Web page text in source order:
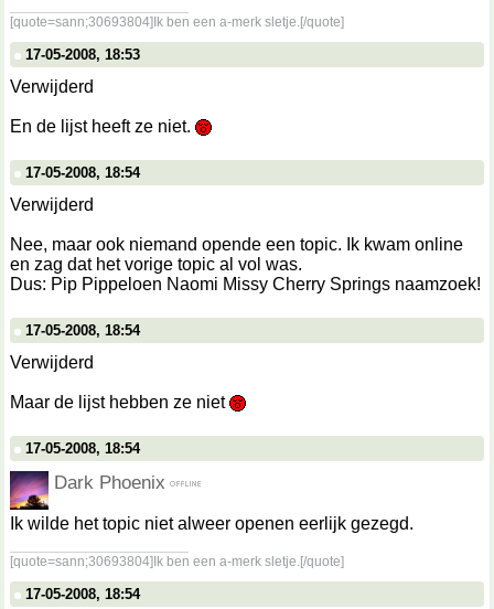
[quote=sann;30693804]Ik ben een a-merk sletje.[/quote]
17-05-2008, 18:53
Verwijderd
En de lijst heeft ze niet.
17-05-2008, 18:54
Verwijderd
Nee, maar ook niemand opende een topic. Ik kwam online
en zag dat het vorige topic al vol was.
Dus: Pip Pippeloen Naomi Missy Cherry Springs naamzoek!
17-05-2008, 18:54
Verwijderd
Maar de lijst hebben ze niet
17-05-2008, 18:54
Dark Phoenix
Ik wilde het topic niet alweer openen eerlijk gezegd.
[quote=sann;30693804]Ik ben een a-merk sletje.[/quote]
17-05-2008, 18:54